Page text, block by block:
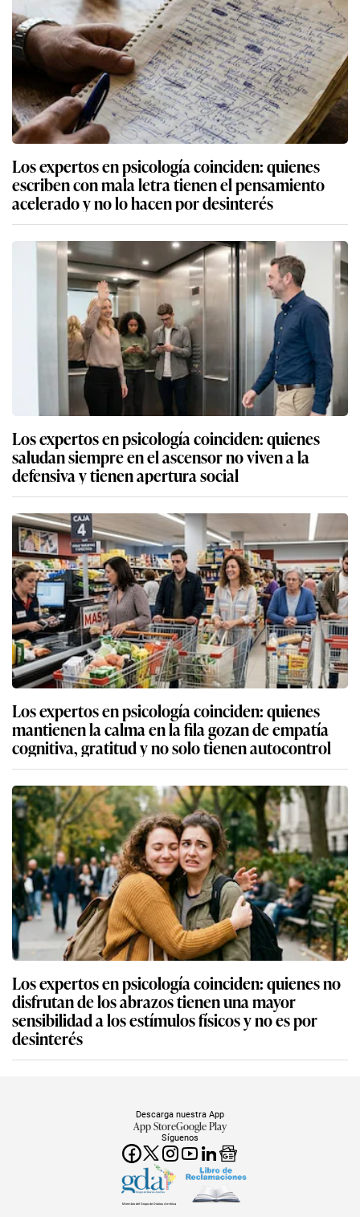
Los expertos en psicología coinciden: quienes
escriben con mala letra tienen el pensamiento
acelerado y no lo hacen por desinterés
Los expertos en psicología coinciden: quienes
saludan siempre en el ascensor no viven a la
defensiva y tienen apertura social
Los expertos en psicología coinciden: quienes
mantienen la calma en la fila gozan de empatía
cognitiva, gratitud y no solo tienen autocontrol
Los expertos en psicología coinciden: quienes no
disfrutan de los abrazos tienen una mayor
sensibilidad a los estímulos físicos y no es por
desinterés
Síguenos
Descarga nuestra App
App StoreGoogle Play
Miembro del Grupo de Diarios América